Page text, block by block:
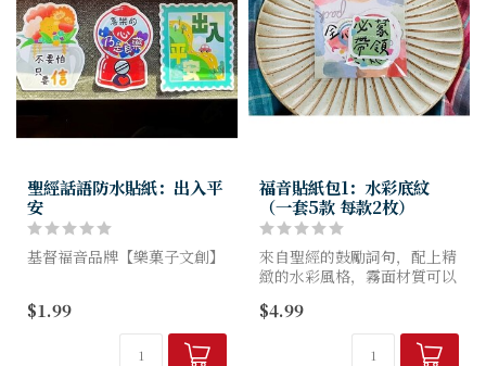
聖經話語防水貼紙：出入平
安
基督福音品牌【樂菓子文創】
款插畫風格的設計!
喜樂的心款、只要信款、不為
憂慮款、剛強壯膽款、出入平
$1.99
福音貼紙包1：水彩底紋
（一套5款 每款2枚）
來自聖經的鼓勵詞句，配上精
緻的水彩風格，霧面材質可以
上，整包貼紙也適合當小禮
物，送出滿滿的祝福!
$4.99